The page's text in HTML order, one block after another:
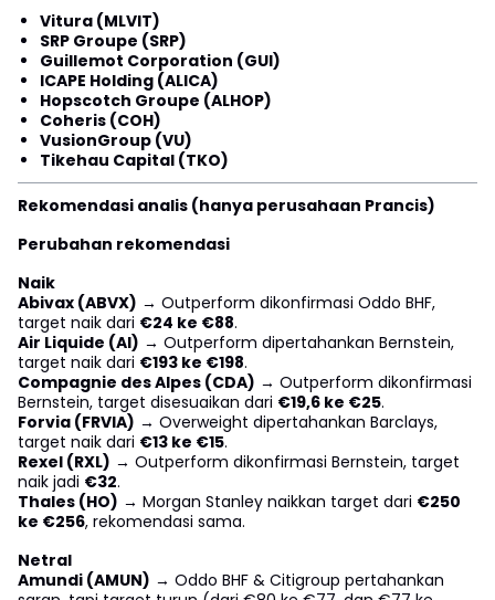
Vitura (MLVIT)
SRP Groupe (SRP)
Guillemot Corporation (GUI)
ICAPE Holding (ALICA)
Hopscotch Groupe (ALHOP)
Coheris (COH)
VusionGroup (VU)
Tikehau Capital (TKO)
Rekomendasi analis (hanya perusahaan Prancis)
Perubahan rekomendasi
Naik
Abivax (ABVX) → Outperform dikonfirmasi Oddo BHF,
target naik dari €24 ke €88.
Air Liquide (AI) → Outperform dipertahankan Bernstein,
target naik dari €193 ke €198.
Compagnie des Alpes (CDA) → Outperform dikonfirmasi
Bernstein, target disesuaikan dari €19,6 ke €25.
Forvia (FRVIA) → Overweight dipertahankan Barclays,
target naik dari €13 ke €15.
Rexel (RXL) → Outperform dikonfirmasi Bernstein, target
naik jadi €32.
Thales (HO) → Morgan Stanley naikkan target dari €250
ke €256, rekomendasi sama.
Netral
Amundi (AMUN) → Oddo BHF & Citigroup pertahankan